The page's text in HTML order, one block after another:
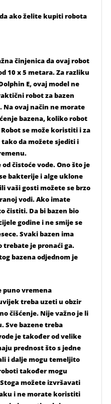
ako želite kupiti robota
činjenica da ovaj robot
10 x 5 metara. Za razliku
E, ovaj model ne
robot za bazen
ovaj način ne morate
bazena, koliko robot
se može koristiti i za
da možete sjediti i
čistoće vode. Ono što je
bakterije i alge uklone
vaši gosti možete se brzo
vodi. Ako imate
čistiti. Da bi bazen bio
godine i ne smije se
Svaki bazen ima
trebate je pronaći ga.
bazena odjednom je
puno vremena
treba uzeti u obzir
čišćenje. Nije važno je li
Sve bazene treba
je također od velike
prednost što s jedne
i dalje mogu temeljito
također mogu
možete izvršavati
i ne morate koristiti